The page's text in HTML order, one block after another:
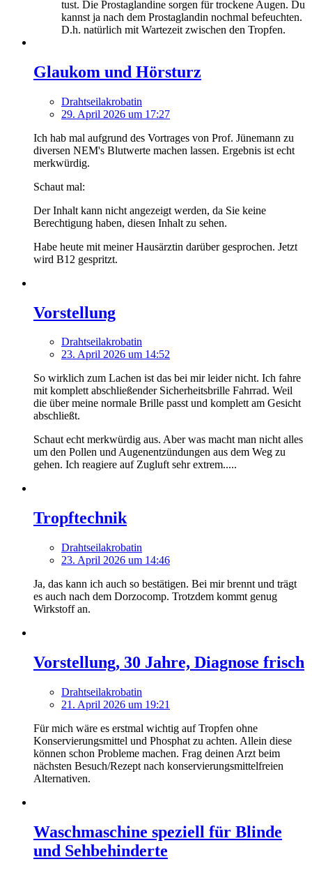
tust. Die Prostaglandine sorgen für trockene Augen. Du
kannst ja nach dem Prostaglandin nochmal befeuchten.
D.h. natürlich mit Wartezeit zwischen den Tropfen.
Glaukom und Hörsturz
Drahtseilakrobatin
29. April 2026 um 17:27
Ich hab mal aufgrund des Vortrages von Prof. Jünemann zu
diversen NEM's Blutwerte machen lassen. Ergebnis ist echt
merkwürdig.
Schaut mal:
Der Inhalt kann nicht angezeigt werden, da Sie keine
Berechtigung haben, diesen Inhalt zu sehen.
Habe heute mit meiner Hausärztin darüber gesprochen. Jetzt
wird B12 gespritzt.
Vorstellung
Drahtseilakrobatin
23. April 2026 um 14:52
So wirklich zum Lachen ist das bei mir leider nicht. Ich fahre
mit komplett abschließender Sicherheitsbrille Fahrrad. Weil
die über meine normale Brille passt und komplett am Gesicht
abschließt.
Schaut echt merkwürdig aus. Aber was macht man nicht alles
um den Pollen und Augenentzündungen aus dem Weg zu
gehen. Ich reagiere auf Zugluft sehr extrem.....
Tropftechnik
Drahtseilakrobatin
23. April 2026 um 14:46
Ja, das kann ich auch so bestätigen. Bei mir brennt und trägt
es auch nach dem Dorzocomp. Trotzdem kommt genug
Wirkstoff an.
Vorstellung, 30 Jahre, Diagnose frisch
Drahtseilakrobatin
21. April 2026 um 19:21
Für mich wäre es erstmal wichtig auf Tropfen ohne
Konservierungsmittel und Phosphat zu achten. Allein diese
können schon Probleme machen. Frag deinen Arzt beim
nächsten Besuch/Rezept nach konservierungsmittelfreien
Alternativen.
Waschmaschine speziell für Blinde
und Sehbehinderte